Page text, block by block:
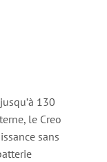
130
le Creo
sans